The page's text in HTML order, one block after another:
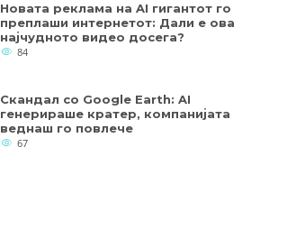
Новата реклама на AI гигантот го
преплаши интернетот: Дали е ова
најчудното видео досега?
84
Скандал со Google Earth: AI
генерираше кратер, компанијата
веднаш го повлече
67